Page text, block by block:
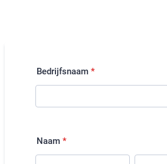
Bedrijfsnaam *
Naam *